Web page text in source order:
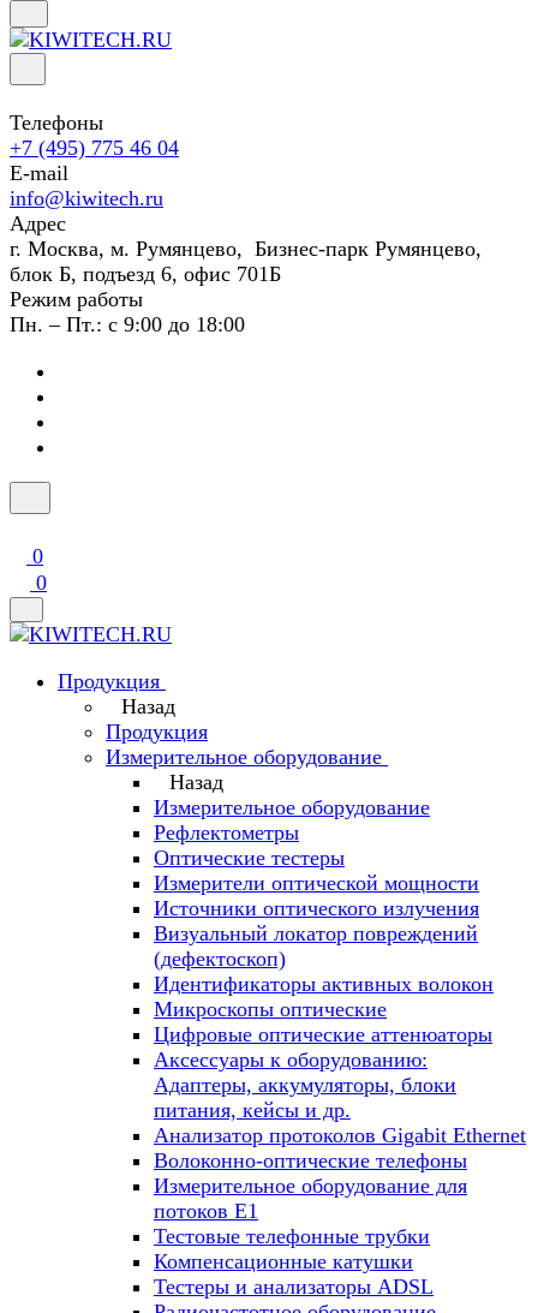
Телефоны
+7 (495) 775 46 04
E-mail
info@kiwitech.ru
Адрес
г. Москва, м. Румянцево, Бизнес-парк Румянцево,
блок Б, подъезд 6, офис 701Б
Режим работы
Пн. – Пт.: с 9:00 до 18:00
0
0
Продукция
Назад
Продукция
Измерительное оборудование
Назад
Измерительное оборудование
Рефлектометры
Оптические тестеры
Измерители оптической мощности
Источники оптического излучения
Визуальный локатор повреждений
(дефектоскоп)
Идентификаторы активных волокон
Микроскопы оптические
Цифровые оптические аттенюаторы
Аксессуары к оборудованию:
Адаптеры, аккумуляторы, блоки
питания, кейсы и др.
Анализатор протоколов Gigabit Ethernet
Волоконно-оптические телефоны
Измерительное оборудование для
потоков Е1
Тестовые телефонные трубки
Компенсационные катушки
Тестеры и анализаторы ADSL